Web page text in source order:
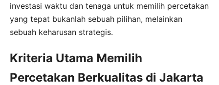
investasi waktu dan tenaga untuk memilih percetakan
yang tepat bukanlah sebuah pilihan, melainkan
sebuah keharusan strategis.
Kriteria Utama Memilih
Percetakan Berkualitas di Jakarta